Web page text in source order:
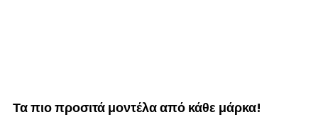
Τα πιο προσιτά μοντέλα από κάθε μάρκα!